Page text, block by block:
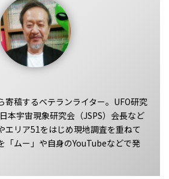
寄稿するベテランライター。UFO研究
本宇宙現象研究会（JSPS）会長など
エリア51をはじめ現地調査を重ねて
「ムー」や自身のYouTubeなどで発